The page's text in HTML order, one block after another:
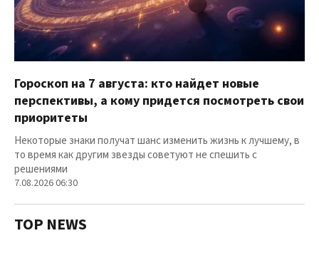
Гороскоп на 7 августа: кто найдет новые
перспективы, а кому придется посмотреть свои
приоритеты
Некоторые знаки получат шанс изменить жизнь к лучшему, в
то время как другим звезды советуют не спешить с
решениями
7.08.2026 06:30
TOP NEWS